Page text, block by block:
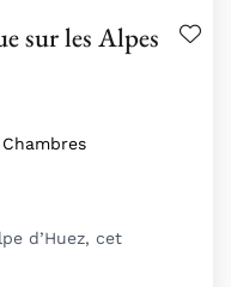
sur les Alpes
d’Huez, cet